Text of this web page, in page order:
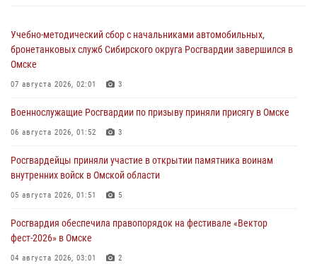
Учебно-методический сбор с начальниками автомобильных,
бронетанковых служб Сибирского округа Росгвардии завершился в
Омске
07 августа 2026, 02:01 3
Военнослужащие Росгвардии по призыву приняли присягу в Омске
06 августа 2026, 01:52 3
Росгвардейцы приняли участие в открытии памятника воинам
внутренних войск в Омской области
05 августа 2026, 01:51 5
Росгвардия обеспечила правопорядок на фестивале «Вектор
фест-2026» в Омске
04 августа 2026, 03:01 2